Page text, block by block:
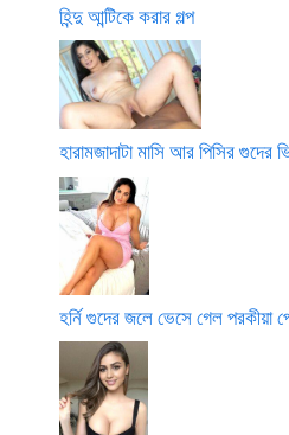
হিন্দু আন্টিকে করার গল্প
হারামজাদাটা মাসি আর পিসির গুদের
হর্নি গুদের জলে ভেসে গেল পরকীয়া